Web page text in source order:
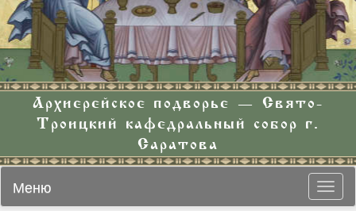
Архиерейское подворье — Свято-
Троицкий кафедральный собор г.
Саратова
Меню